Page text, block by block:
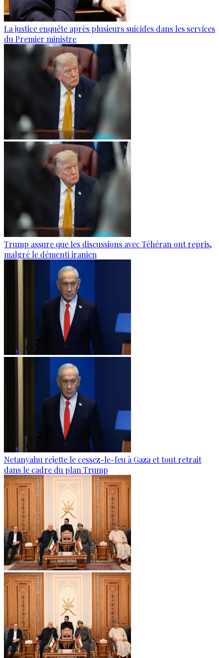
La justice enquête après plusieurs suicides dans les services
du Premier ministre
Trump assure que les discussions avec Téhéran ont repris,
malgré le démenti iranien
Netanyahu rejette le cessez-le-feu à Gaza et tout retrait
dans le cadre du plan Trump